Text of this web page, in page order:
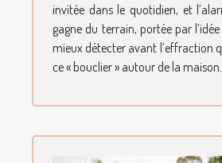
invitée dans le quotidien, et
gagne du terrain, portée par
mieux détecter avant l’effraction
ce « bouclier » autour de la maison...